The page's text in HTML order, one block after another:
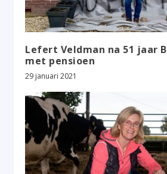
Lefert Veldman na 51 jaar
met pensioen
29 januari 2021